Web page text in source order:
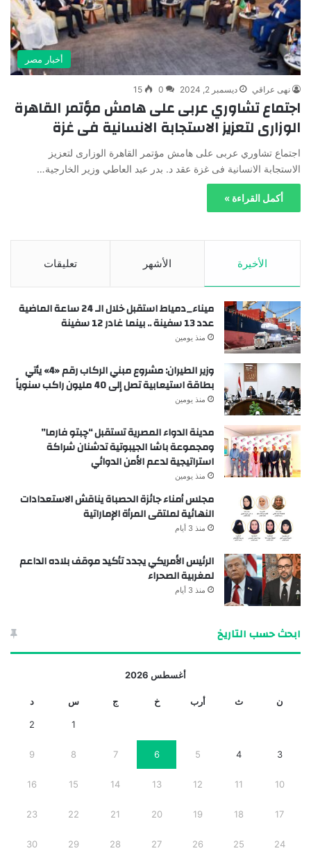
أخبار مصر
نهى عراقي ديسمبر 2, 2024 0
15
اجتماع تشاوري عربى على هامش مؤتمر القاهرة
الوزارى لتعزيز الاستجابة الانسانية فى غزة
اجتماع تشاوري عربى على هامش مؤتمر القاهرة الوزارى لتعزيز
الاستجابة الانسانية فى غزة عقد د. بدر عبد العاطي وزير الخارجية…
أكمل القراءة »
الأخيرة الأشهر تعليقات
ميناء_دمياط استقبل خلال الـ 24 ساعة الماضية
عدد 13 سفينة .. بينما غادر 12 سفينة
منذ يومين
وزير الطيران: مشروع مبني الركاب رقم «4» يأتي
بطاقة استيعابية تصل إلى 40 مليون راكب سنوياً
منذ يومين
مدينة الدواء المصرية تستقبل “چبتو فارما”
ومجموعة باشا الجيبوتية تدشنان شراكة
استراتيجية لدعم الأمن الدوائي
منذ يومين
مجلس أمناء جائزة الحصباة يناقش الاستعدادات
النهائية لملتقى المرأة الإماراتية
منذ 3 أيام
الرئيس الأمريكي يجدد تأكيد موقف بلاده الداعم
لمغربية الصحراء
منذ 3 أيام
ابحث حسب التاريخ
أغسطس 2026
ن ث أرب خ ج س د
1
2
3
4
5
6
7
8
9
10
11
12
13
14
15
16
17
18
19
20
21
22
23
24
25
26
27
28
29
30